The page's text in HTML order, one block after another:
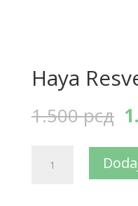
Haya
1.500рсд
je